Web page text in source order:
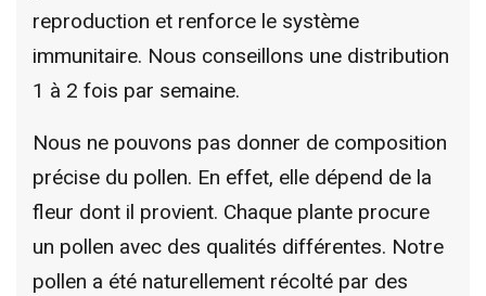
reproduction et renforce le système
immunitaire. Nous conseillons une distribution
1 à 2 fois par semaine.
Nous ne pouvons pas donner de composition
précise du pollen. En effet, elle dépend de la
fleur dont il provient. Chaque plante procure
un pollen avec des qualités différentes. Notre
pollen a été naturellement récolté par des